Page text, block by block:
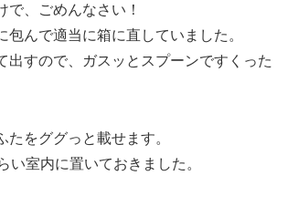
で、ごめんなさい！
包んで適当に箱に直していました。
出すので、ガスッとスプーンですくった
たをググっと載せます。
い室内に置いておきました。